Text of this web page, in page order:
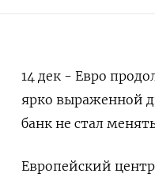
14 дек - Евро
ярко выраженной
банк не стал
Европейский